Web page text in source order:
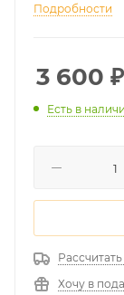
Подробности
3 600 ₽
Есть в
Хочу в